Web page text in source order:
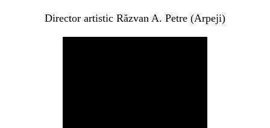
Director artistic Răzvan A. Petre (Arpeji)